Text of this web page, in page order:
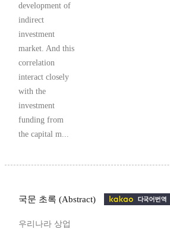
development of
indirect
investment
market. And this
correlation
interact closely
with the
investment
funding from
the capital m...
국문 초록 (Abstract)
우리나라 상업